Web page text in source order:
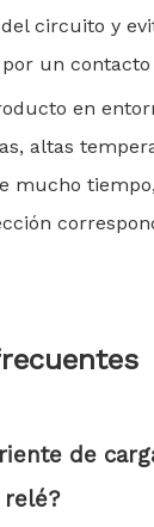
circuito y
un
en
altas
mucho
de
relé?